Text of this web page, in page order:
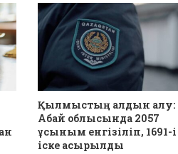
Қылмыстың алдын алу:
Абай облысында 2057
ұсыным енгізіліп, 1691-і
іске асырылды